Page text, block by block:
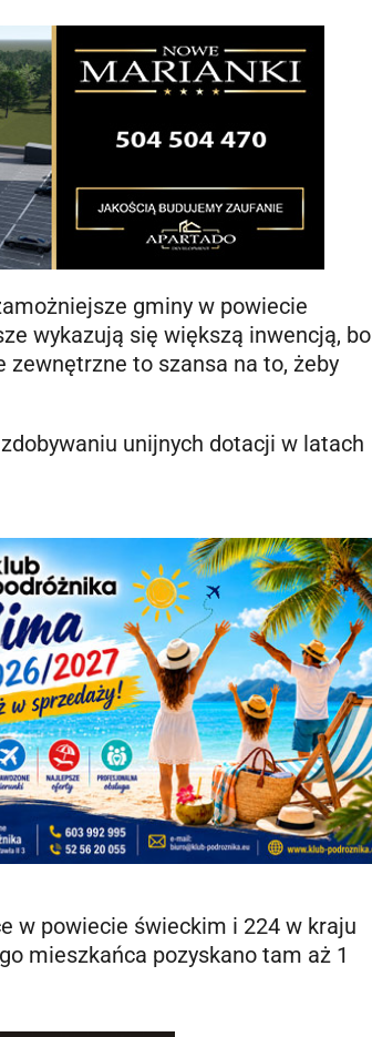
gminy w powiecie
wykazują się większą inwencją, bo
zewnętrzne to szansa na to, żeby
unijnych dotacji w latach
w powiecie świeckim i 224 w kraju
mieszkańca pozyskano tam aż 1